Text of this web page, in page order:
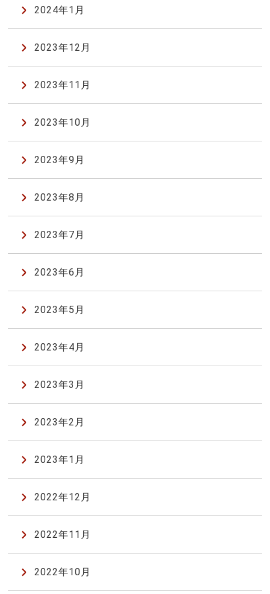
2024年1月
2023年12月
2023年11月
2023年10月
2023年9月
2023年8月
2023年7月
2023年6月
2023年5月
2023年4月
2023年3月
2023年2月
2023年1月
2022年12月
2022年11月
2022年10月